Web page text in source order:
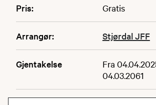
Pris: Gratis
Arrangør: Stjørdal JFF
Gjentakelse
Fra
04.03.2061